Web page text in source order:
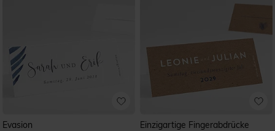
Evasion Einzigartige Fingerabdrücke